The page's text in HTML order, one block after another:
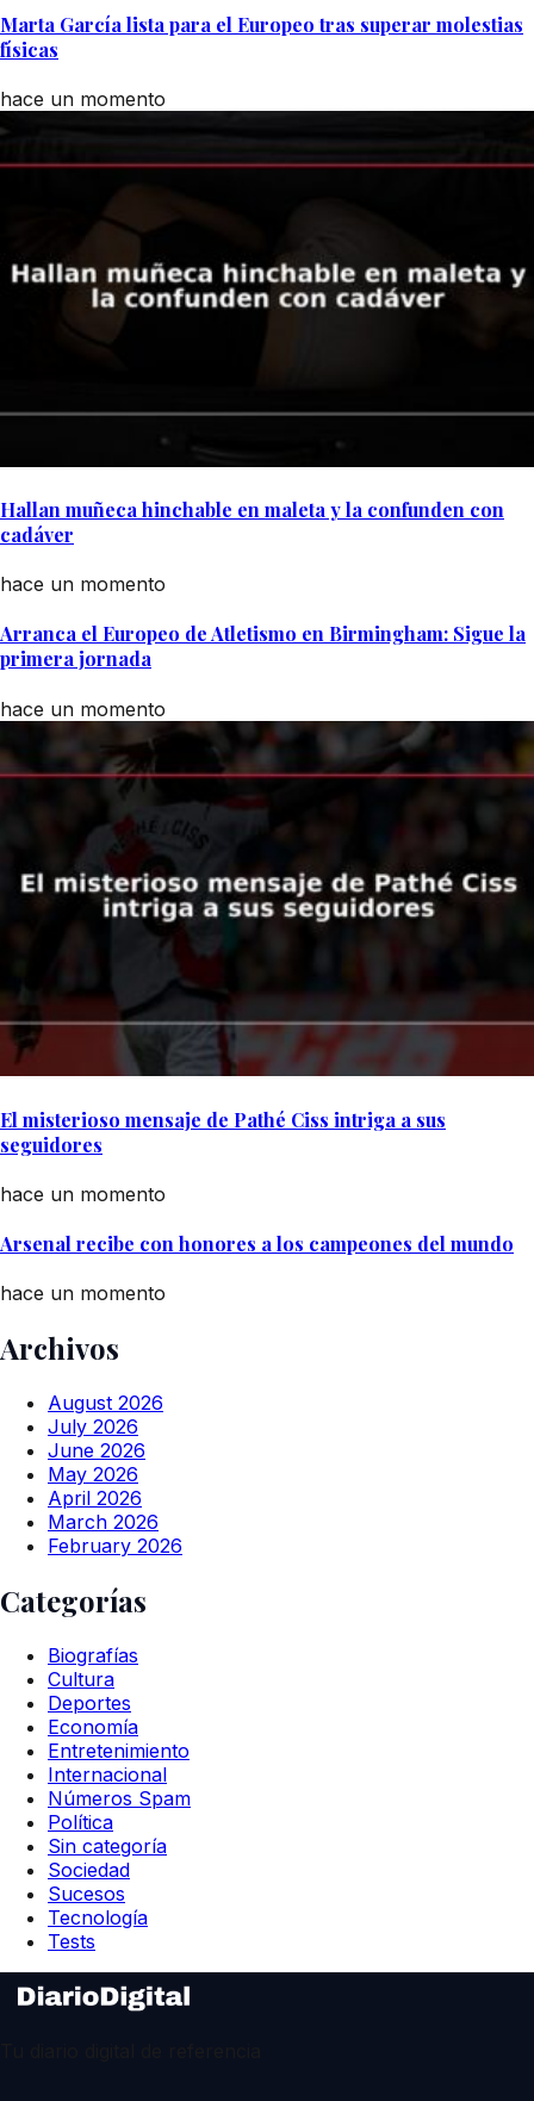
Marta García lista para el Europeo tras superar molestias
físicas
hace un momento
Hallan muñeca hinchable en maleta y la confunden con
cadáver
hace un momento
Arranca el Europeo de Atletismo en Birmingham: Sigue la
primera jornada
hace un momento
El misterioso mensaje de Pathé Ciss intriga a sus
seguidores
hace un momento
Arsenal recibe con honores a los campeones del mundo
hace un momento
Archivos
August 2026
July 2026
June 2026
May 2026
April 2026
March 2026
February 2026
Categorías
Biografías
Cultura
Deportes
Economía
Entretenimiento
Internacional
Números Spam
Política
Sin categoría
Sociedad
Sucesos
Tecnología
Tests